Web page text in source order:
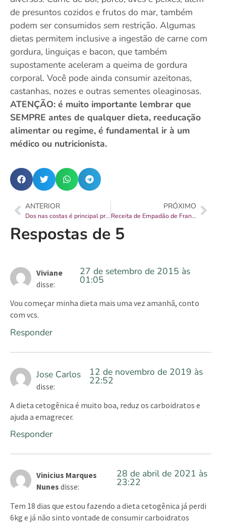
de presuntos cozidos e frutos do mar, também
podem ser consumidos sem restrição. Algumas
dietas permitem inclusive a ingestão de carne com
gordura, linguiças e bacon, que também
supostamente aceleram a queima de gordura
corporal. Você pode ainda consumir azeitonas,
castanhas, nozes e outras sementes oleaginosas.
ATENÇÃO: é muito importante lembrar que
SEMPRE antes de qualquer dieta, reeducação
alimentar ou regime, é fundamental ir à um
médico ou nutricionista.
ANTERIOR
Dos nas costas é principal problema de saúde no mundo
PRÓXIMO
Receita de Empadão de Frango com Massa de Maionese
Respostas de 5
Viviane
disse:
27 de setembro de 2015 às
01:05
Vou começar minha dieta mais uma vez amanhã, conto
com vcs.
Responder
Jose Carlos
disse:
12 de novembro de 2019 às
22:52
A dieta cetogênica é muito boa, reduz os carboidratos e
ajuda a emagrecer.
Responder
Vinicius Marques
Nunes disse:
28 de abril de 2021 às
23:22
Tem 18 dias que estou fazendo a dieta cetogênica já perdi
6kg e já não sinto vontade de consumir carboidratos